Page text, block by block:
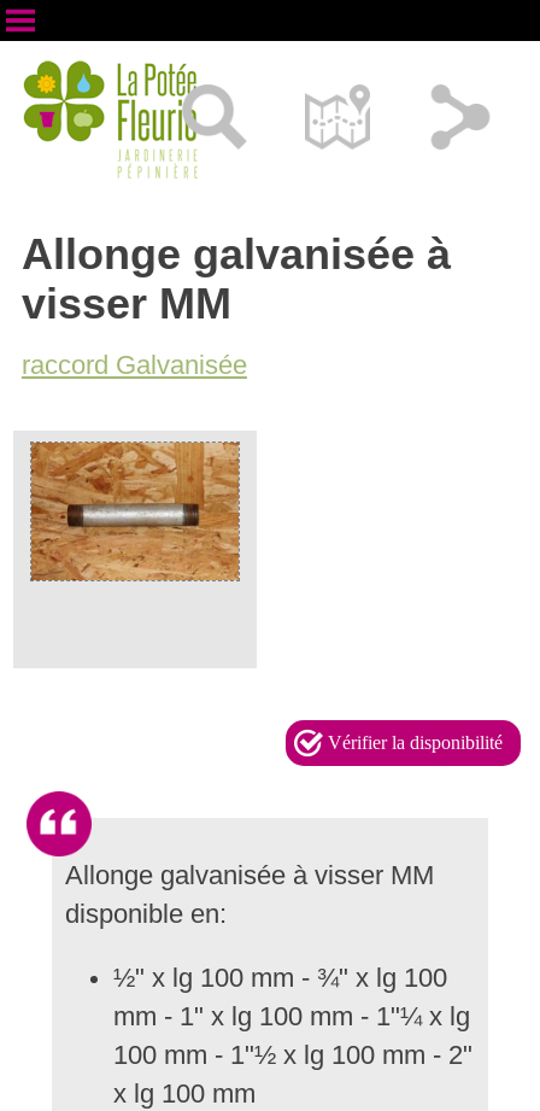
Allonge galvanisée à
visser MM
raccord Galvanisée
Vérifier la disponibilité
Allonge galvanisée à visser MM
disponible en:
½" x lg 100 mm - ¾" x lg 100
mm - 1" x lg 100 mm - 1"¼ x lg
100 mm - 1"½ x lg 100 mm - 2"
x lg 100 mm